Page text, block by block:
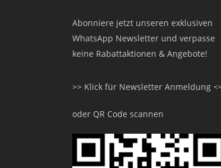
Abonniere jetzt unseren exklusiven
WhatsApp Newsletter und verpasse
keine Rabattaktionen & Angebote!
>> Klick für Newsletter Anmeldung
oder QR Code scannen